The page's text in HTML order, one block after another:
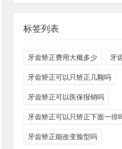
标签列表
牙齿矫正费用大概多少 牙
牙齿矫正可以只矫正几颗吗
牙齿矫正可以医保报销吗
牙齿矫正可以只矫正下面一排
牙齿矫正能改变脸型吗